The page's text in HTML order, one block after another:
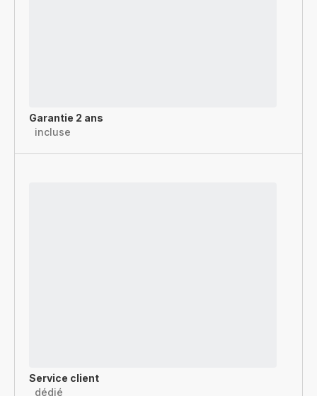
Garantie 2 ans
incluse
Service client
dédié